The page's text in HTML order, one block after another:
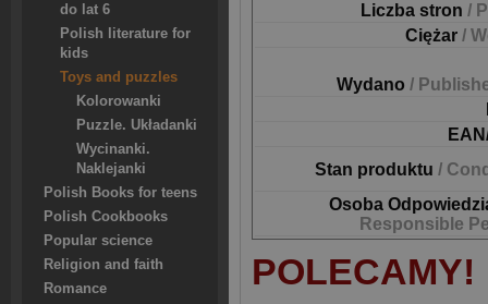
do lat 6
Polish literature for
kids
Toys and puzzles
Kolorowanki
Puzzle. Układanki
Wycinanki.
Naklejanki
Polish Books for teens
Polish Cookbooks
Popular science
Religion and faith
Romance
Liczba stron /
Ciężar /
Wydano /
Stan produktu /
Osoba
Responsible
POLECAMY!